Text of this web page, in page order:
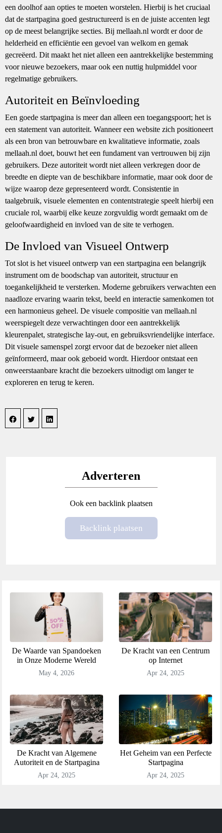
een doolhof aan opties te moeten worstelen. Hierbij is het cruciaal
dat de startpagina goed gestructureerd is en de juiste accenten legt
op de meest belangrijke secties. Bij mellaah.nl wordt er door de
helderheid en efficiëntie een gevoel van welkom en gemak
gecreëerd. Dit maakt het niet alleen een aantrekkelijke bestemming
voor nieuwe bezoekers, maar ook een nuttig hulpmiddel voor
regelmatige gebruikers.
Autoriteit en Beïnvloeding
Een goede startpagina is meer dan alleen een toegangspoort; het is
een statement van autoriteit. Wanneer een website zich positioneert
als een bron van betrouwbare en kwalitatieve informatie, zoals
mellaah.nl doet, bouwt het een fundament van vertrouwen bij zijn
gebruikers. Deze autoriteit wordt niet alleen verkregen door de
breedte en diepte van de beschikbare informatie, maar ook door de
wijze waarop deze gepresenteerd wordt. Consistentie in
taalgebruik, visuele elementen en contentstrategie speelt hierbij een
cruciale rol, waarbij elke keuze zorgvuldig wordt gemaakt om de
geloofwaardigheid en invloed van de site te verhogen.
De Invloed van Visueel Ontwerp
Tot slot is het visueel ontwerp van een startpagina een belangrijk
instrument om de boodschap van autoriteit, structuur en
toegankelijkheid te versterken. Moderne gebruikers verwachten een
naadloze ervaring waarin tekst, beeld en interactie samenkomen tot
een harmonieus geheel. De visuele compositie van mellaah.nl
weerspiegelt deze verwachtingen door een aantrekkelijk
kleurenpalet, strategische lay-out, en gebruiksvriendelijke interface.
Dit visuele samenspel zorgt ervoor dat de bezoeker niet alleen
geïnformeerd, maar ook geboeid wordt. Hierdoor ontstaat een
onweerstaanbare kracht die bezoekers uitnodigt om langer te
exploreren en terug te keren.
Adverteren
Ook een backlink plaatsen
Backlink plaatsen
De Waarde van Spandoeken
in Onze Moderne Wereld
May 4, 2026
De Kracht van een Centrum
op Internet
Apr 24, 2025
De Kracht van Algemene
Autoriteit en de Startpagina
Apr 24, 2025
Het Geheim van een Perfecte
Startpagina
Apr 24, 2025